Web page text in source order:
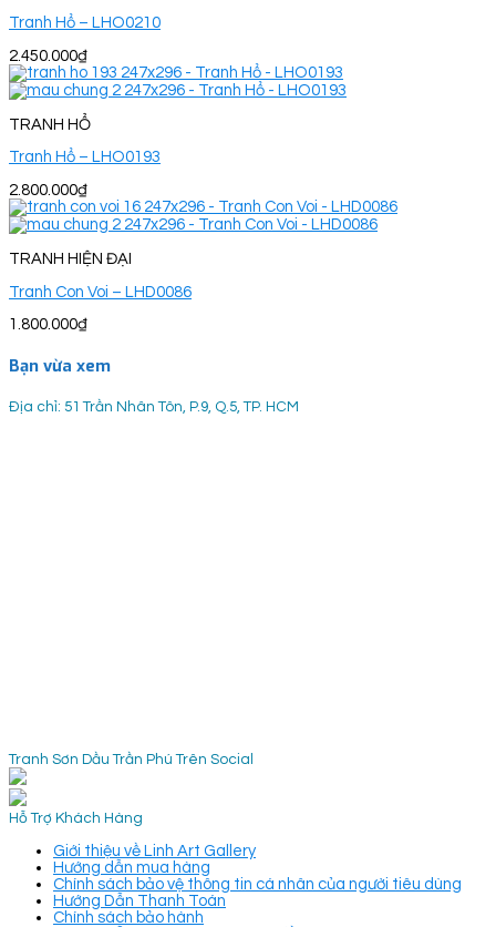
Tranh Hổ – LHO0210
2.450.000₫
TRANH HỔ
Tranh Hổ – LHO0193
2.800.000₫
TRANH HIỆN ĐẠI
Tranh Con Voi – LHD0086
1.800.000₫
Bạn vừa xem
Địa chỉ: 51 Trần Nhân Tôn, P.9, Q.5, TP. HCM
Tranh Sơn Dầu Trần Phú Trên Social
Hỗ Trợ Khách Hàng
Giới thiệu về Linh Art Gallery
Hướng dẫn mua hàng
Chính sách bảo vệ thông tin cá nhân của người tiêu dùng
Hướng Dẫn Thanh Toán
Chính sách bảo hành